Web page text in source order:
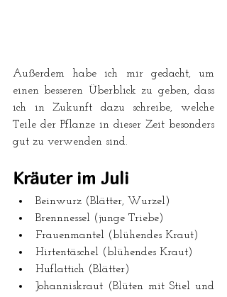
Außerdem habe ich mir gedacht, um
einen besseren Überblick zu geben, dass
ich in Zukunft dazu schreibe, welche
Teile der Pflanze in dieser Zeit besonders
gut zu verwenden sind.
Kräuter im Juli
Beinwurz (Blätter, Wurzel)
Brennnessel (junge Triebe)
Frauenmantel (blühendes Kraut)
Hirtentäschel (blühendes Kraut)
Huflattich (Blätter)
Johanniskraut (Blüten mit Stiel und